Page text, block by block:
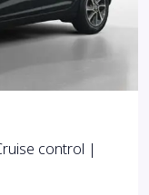
control |